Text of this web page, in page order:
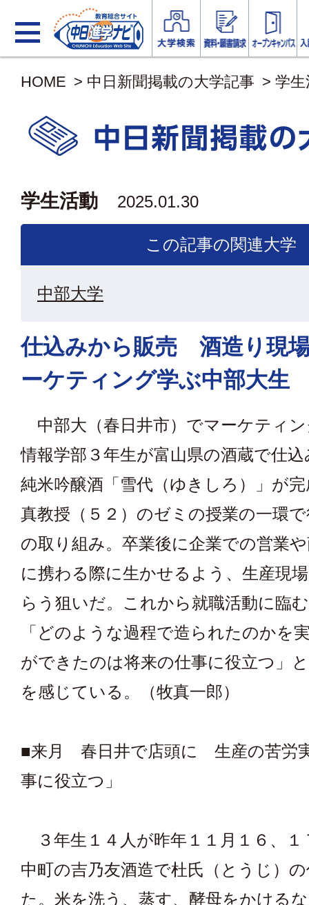
HOME > 中日新聞掲載の大学記事 > 学
学生活動 2025.01.30
この記事の関連大学
中部大学
仕込みから販売 酒造り現
ーケティング学ぶ中部大生
中部大（春日井市）でマーケティ
情報学部３年生が富山県の酒蔵で仕
純米吟醸酒「雪代（ゆきしろ）」が
真教授（５２）のゼミの授業の一環
の取り組み。卒業後に企業での営業
に携わる際に生かせるよう、生産現
らう狙いだ。これから就職活動に臨
「どのような過程で造られたのかを
ができたのは将来の仕事に役立つ」
を感じている。（牧真一郎）
■来月 春日井で店頭に 生産の苦労
事に役立つ」
３年生１４人が昨年１１月１６、１
中町の吉乃友酒造で杜氏（とうじ）
た。米を洗う、蒸す、酵母をかける